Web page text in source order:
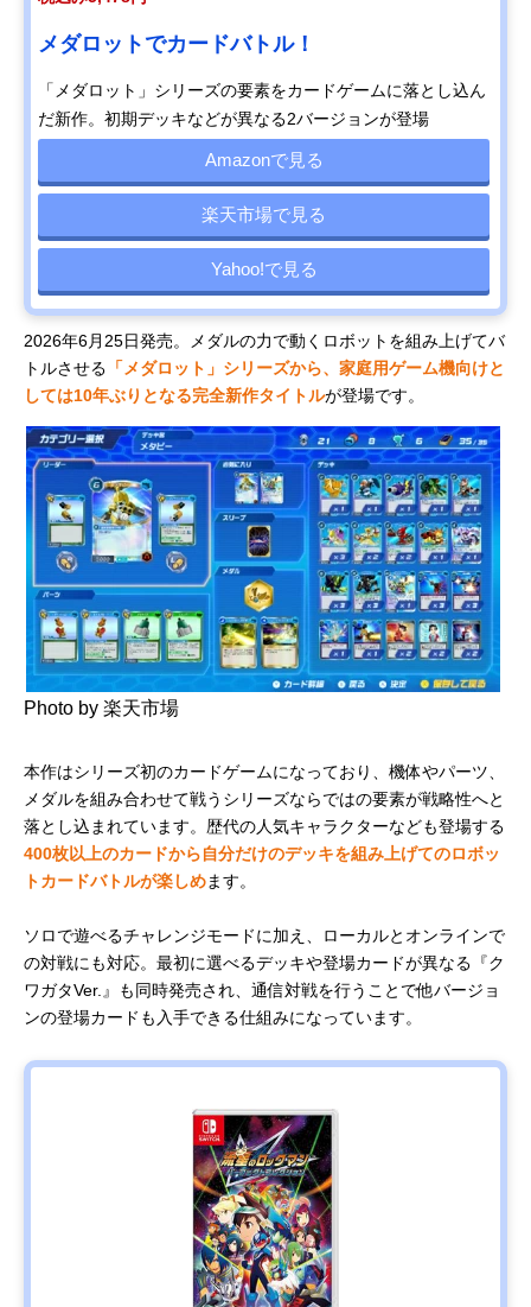
メダロットでカードバトル！
「メダロット」シリーズの要素をカードゲームに落とし込ん
だ新作。初期デッキなどが異なる2バージョンが登場
Amazonで見る
楽天市場で見る
Yahoo!で見る
2026年6月25日発売。メダルの力で動くロボットを組み上げてバ
トルさせる 「メダロット」シリーズから、家庭用ゲーム機向けと
しては10年ぶりとなる完全新作タイトルが登場です。
Photo by 楽天市場
本作はシリーズ初のカードゲームになっており、機体やパーツ、
メダルを組み合わせて戦うシリーズならではの要素が戦略性へと
落とし込まれています。歴代の人気キャラクターなども登場する
400枚以上のカードから自分だけのデッキを組み上げてのロボッ
トカードバトルが楽しめます。
ソロで遊べるチャレンジモードに加え、ローカルとオンラインで
の対戦にも対応。最初に選べるデッキや登場カードが異なる『ク
ワガタVer.』も同時発売され、通信対戦を行うことで他バージョ
ンの登場カードも入手できる仕組みになっています。